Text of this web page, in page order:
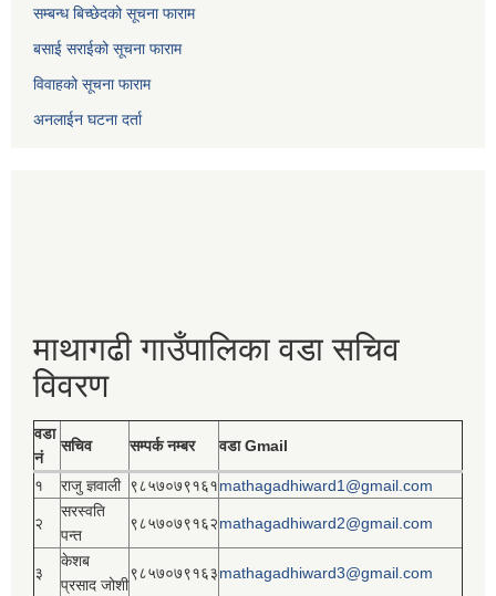
सम्बन्ध बिच्छेदको सूचना फाराम
बसाई सराईको सूचना फाराम
विवाहको सूचना फाराम
अनलाईन घटना दर्ता
माथागढी गाउँपालिका वडा सचिव
विवरण
वडा
नं
सचिव सम्पर्क नम्बर वडा Gmail
१ राजु ज्ञवाली ९८५७०७९१६१mathagadhiward1@gmail.com
२
सरस्वति
पन्त
९८५७०७९१६२mathagadhiward2@gmail.com
३
केशब
प्रसाद जोशी
९८५७०७९१६३mathagadhiward3@gmail.com